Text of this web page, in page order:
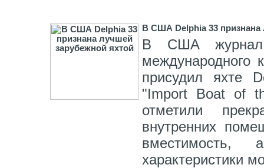
В США Delphia 33 признана
В США журнал
международного
присудил яхте
"Import Boat of
отметили
внутренних
характеристики